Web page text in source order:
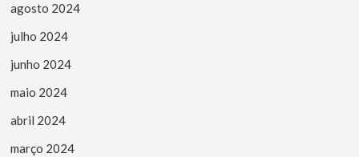
agosto 2024
julho 2024
junho 2024
maio 2024
abril 2024
março 2024